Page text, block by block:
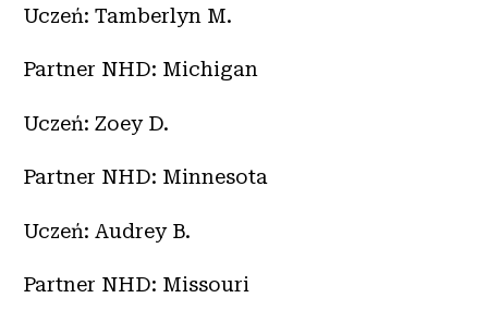
Uczeń: Tamberlyn M.
Partner NHD: Michigan
Uczeń: Zoey D.
Partner NHD: Minnesota
Uczeń: Audrey B.
Partner NHD: Missouri